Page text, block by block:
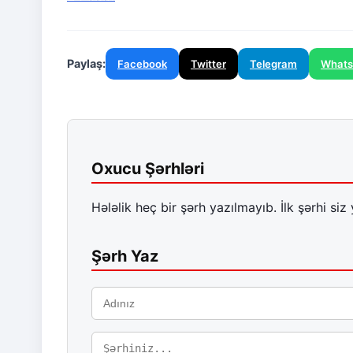
Paylaş: Facebook Twitter Telegram
Oxucu Şərhləri
Hələlik heç bir şərh yazılmayıb. İlk şərhi siz
Şərh Yaz